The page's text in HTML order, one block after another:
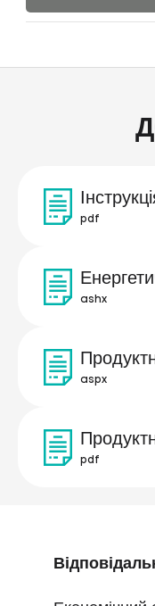
pdf
ashx
aspx
pdf